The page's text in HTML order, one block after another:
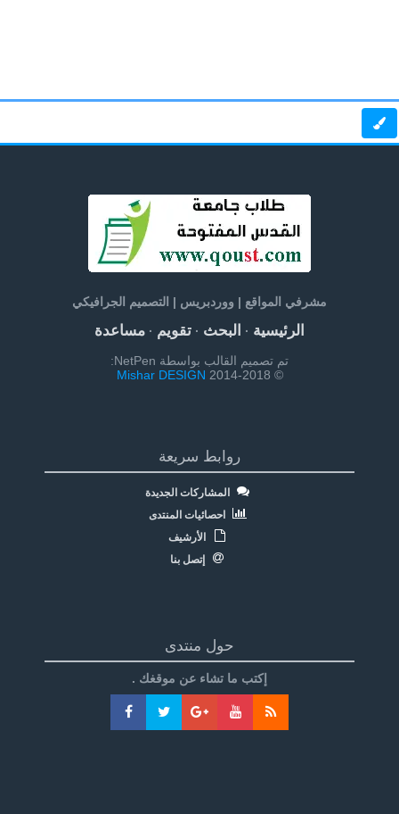
مشرفي المواقع | ووردبريس | التصميم الجرافيكي
الرئيسية· البحث· تقويم· مساعدة
تم تصميم القالب بواسطة NetPen:
© 2014-2018
Mishar DESIGN
روابط سريعة
المشاركات الجديدة
احصائيات المنتدى
الأرشيف
إتصل بنا
حول منتدى
إكتب ما تشاء عن موقغك .